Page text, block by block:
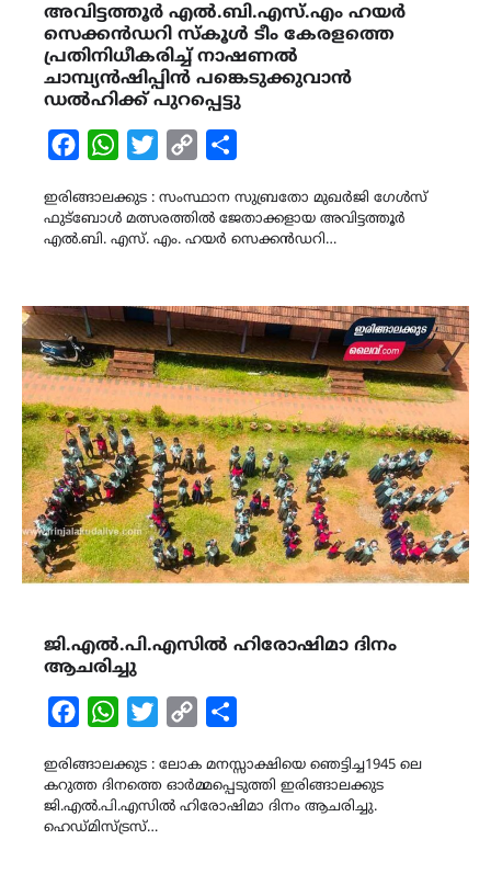
അവിട്ടത്തൂർ എൽ.ബി.എസ്.എം ഹയർ
സെക്കൻഡറി സ്കൂൾ ടീം കേരളത്തെ
പ്രതിനിധീകരിച്ച് നാഷണൽ
ചാമ്പ്യൻഷിപ്പിൻ പങ്കെടുക്കുവാൻ
ഡൽഹിക്ക് പുറപ്പെട്ടു
FacebookWhatsAppTwitterCopy
ഇരിങ്ങാലക്കുട : സംസ്ഥാന സുബ്രതോ മുഖർജി ഗേൾസ്
ഫുട്ബോൾ മത്സരത്തിൽ ജേതാക്കളായ അവിട്ടത്തൂർ
എൽ.ബി. എസ്. എം. ഹയർ സെക്കൻഡറി…
ജി.എൽ.പി.എസിൽ ഹിരോഷിമാ ദിനം
ആചരിച്ചു
FacebookWhatsAppTwitterCopy
ഇരിങ്ങാലക്കുട : ലോക മനസ്സാക്ഷിയെ ഞെട്ടിച്ച1945 ലെ
കറുത്ത ദിനത്തെ ഓർമ്മപ്പെടുത്തി ഇരിങ്ങാലക്കുട
ജി.എൽ.പി.എസിൽ ഹിരോഷിമാ ദിനം ആചരിച്ചു.
ഹെഡ്മിസ്ട്രസ്…